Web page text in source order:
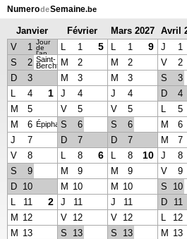
NumerodeSemaine.be
Calendrier avec jours fériés et numéro
À propos de NumeroDeSemaine.be
Confidentialité et cookies
Janvier
2027
Février
2027
Mars 2027 Avril
V
1 Jour
de
l'an
L 1 5 L 1 9 J 1
S
2 Saint-
Berchtold
M 2 M 2 V 2
D
3 M 3 M 3 S 3
L
4 1 J 4 J 4 D 4
M
5 V 5 V 5 L 5
M
6 Épiphanie
S 6 S 6 M 6
J
7 D 7 D 7 M 7
V 8 L 8 6 L 8 10 J 8
S
9 M 9 M 9 V 9
D 10 M 10 M 10 S 10
L
11 2 J 11 J 11 D 11
M 12 V 12 V 12 L 12
M 13 S 13 S 13 M 13